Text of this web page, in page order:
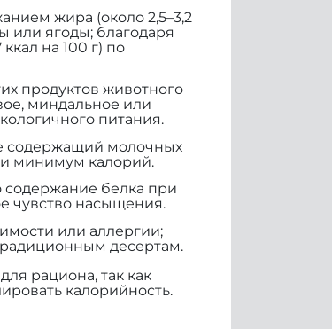
жира (около 2,5–3,2
или ягоды; благодаря
на 100 г) по
продуктов животного
миндальное или
питания.
содержащий молочных
минимум калорий.
белка при
чувство насыщения.
или аллергии;
десертам.
рациона, так как
калорийность.